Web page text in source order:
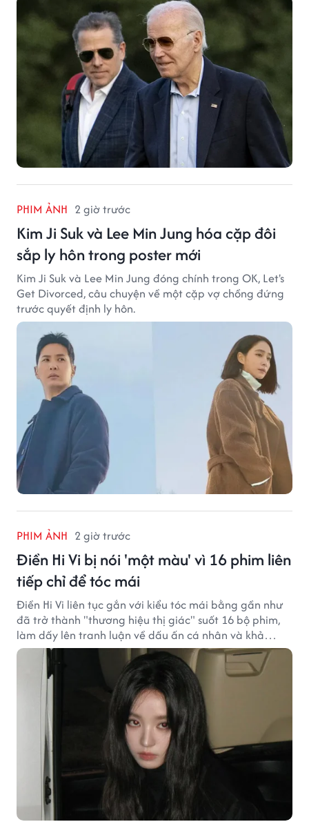
PHIM ẢNH 2 giờ trước
Kim Ji Suk và Lee Min Jung hóa cặp đôi
sắp ly hôn trong poster mới
Kim Ji Suk và Lee Min Jung đóng chính trong OK, Let's
Get Divorced, câu chuyện về một cặp vợ chồng đứng
trước quyết định ly hôn.
PHIM ẢNH 2 giờ trước
Điền Hi Vi bị nói 'một màu' vì 16 phim liên
tiếp chỉ để tóc mái
Điền Hi Vi liên tục gắn với kiểu tóc mái bằng gần như
đã trở thành "thương hiệu thị giác" suốt 16 bộ phim,
làm dấy lên tranh luận về dấu ấn cá nhân và khả
năng biến hóa trên màn ảnh.